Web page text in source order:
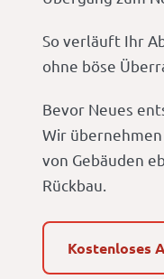
So verläuft Ihr
ohne böse
Bevor Neues
Wir
von Gebäuden
Rückbau.
Kostenloses